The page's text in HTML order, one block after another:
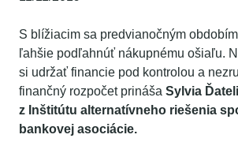
S blížiacim sa predvianočným
ľahšie podľahnúť nákupnému ošiaľu.
si udržať financie pod kontrolou a
finančný rozpočet prináša Sylvia
z Inštitútu alternatívneho riešenia
bankovej asociácie.